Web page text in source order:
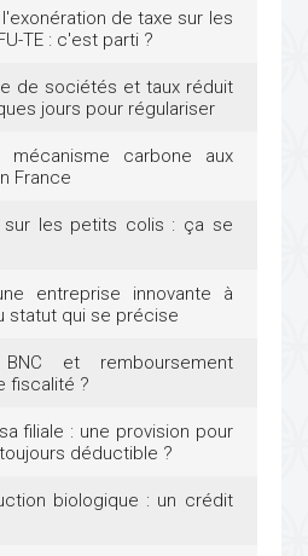
de taxe sur les
TE : c'est parti ?
de sociétés et taux réduit
jours pour régulariser
carbone aux
France
les petits colis : ça se
entreprise innovante à
statut qui se précise
et remboursement
fiscalité ?
filiale : une provision pour
déductible ?
biologique : un crédit